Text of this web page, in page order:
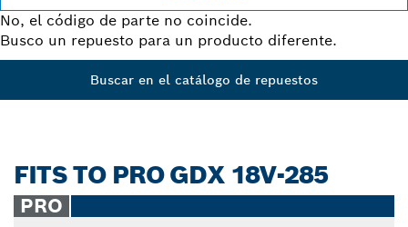
No, el código de parte no coincide.
Busco un repuesto para un producto diferente.
Buscar en el catálogo de repuestos
FITS TO PRO GDX 18V-285
PRO